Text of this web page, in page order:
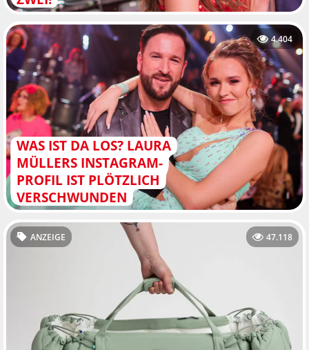
WAS IST DA LOS? LAURA
MÜLLERS INSTAGRAM-
PROFIL IST PLÖTZLICH
VERSCHWUNDEN
4.404
ANZEIGE 47.118